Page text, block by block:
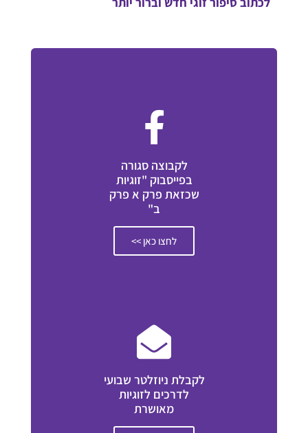
לקבוצה סגורה
בפייסבוק "זוגיות
שכזאת פרק א פרק
ב"
לחצו כאן >>
לקבלת ניוזלטר שבועי
לדרכים לזוגיות
מאושרת